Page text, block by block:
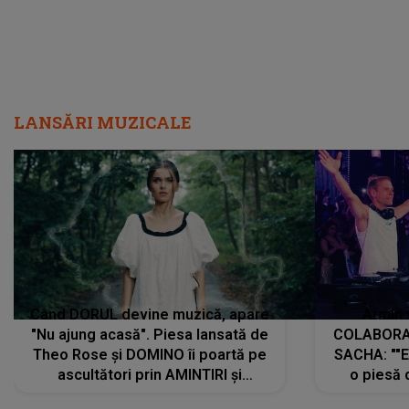
LANSĂRI MUZICALE
Când DORUL devine muzică, apare
"Nu ajung acasă". Piesa lansată de
Theo Rose și DOMINO îi poartă pe
ascultători prin AMINTIRI și
SACHA:
o piesă